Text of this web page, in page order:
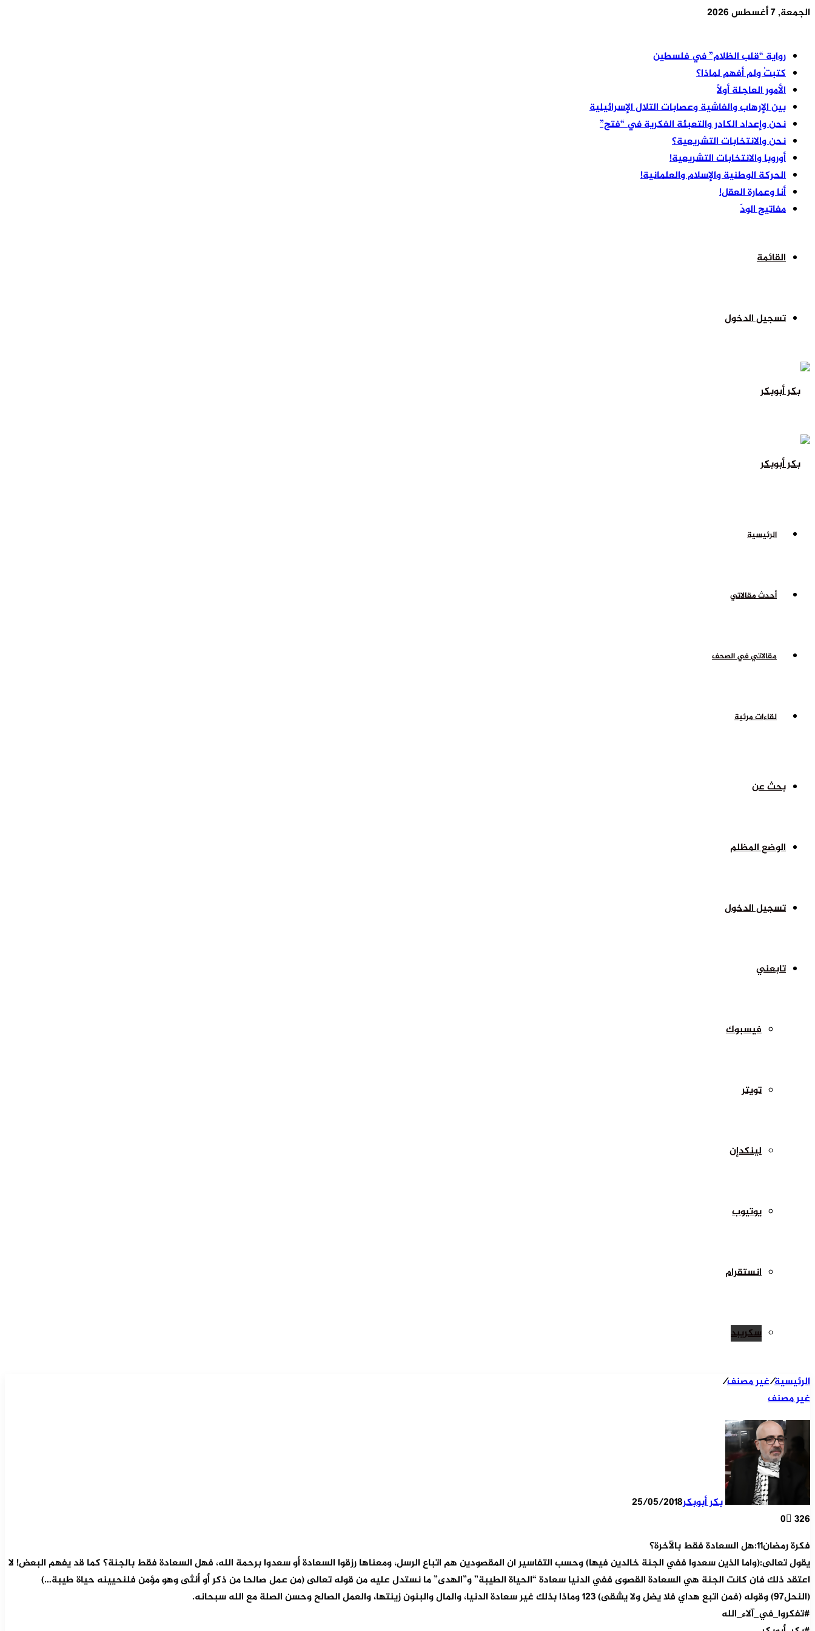
الجمعة, 7 أغسطس 2026
رواية “قلب الظلام” في فلسطين
كتبتُ ولم أفهم لماذا؟
الأمور العاجلة أولًا
بين الإرهاب والفاشية وعصابات التلال الإسرائيلية
نحن وإعداد الكادر والتعبئة الفكرية في “فتح”
نحن والانتخابات التشريعية؟
أوروبا والانتخابات التشريعية!
الحركة الوطنية والإسلام والعلمانية!
أنا وعمارة العقل!
مفاتيح الودّ
القائمة
تسجيل الدخول
الرئيسية
أحدث مقالاتي
مقالاتي في الصحف
لقاءات مرئية
بحث عن
الوضع المظلم
تسجيل الدخول
تابعني
فيسبوك
تويتر
لينكدإن
يوتيوب
انستقرام
سكريبد
الرئيسية/غير مصنف/
غير مصنف
بكر أبوبكر25/05/2018
0 326
فكرة رمضان١١:هل السعادة فقط بالآخرة؟
يقول تعالى:(واما الذين سعدوا ففي الجنة خالدين فيها) وحسب التفاسير ان المقصودين هم اتباع الرسل، ومعناها رزقوا السعادة أو سعدوا برحمة الله، فهل السعادة فقط بالجنة؟ كما قد يفهم البعض! لا
اعتقد ذلك فان كانت الجنة هي السعادة القصوى ففي الدنيا سعادة “الحياة الطيبة” و”الهدى” ما نستدل عليه من قوله تعالى (من عمل صالحا من ذكر أو أنثى وهو مؤمن فلنحيينه حياة طيبة…)
(النحل٩٧) وقوله (فمن اتبع هداي فلا يضل ولا يشقى) ١٢٣ وماذا بذلك غير سعادة الدنيا، والمال والبنون زينتها، والعمل الصالح وحسن الصلة مع الله سبحانه.
#تفكروا_في_آلاء_الله